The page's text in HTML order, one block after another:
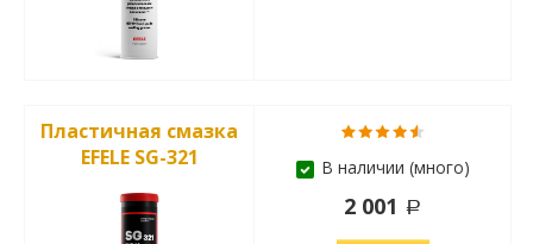
Пластичная смазка
EFELE SG-321
В наличии (много)
2 001